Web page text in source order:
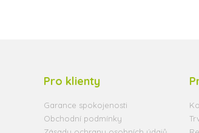
Pro klienty
Garance spokojenosti
Obchodní podmínky